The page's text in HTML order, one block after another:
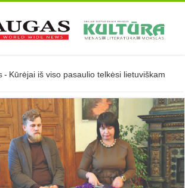
- Kūrėjai iš viso pasaulio telkėsi lietuviškam